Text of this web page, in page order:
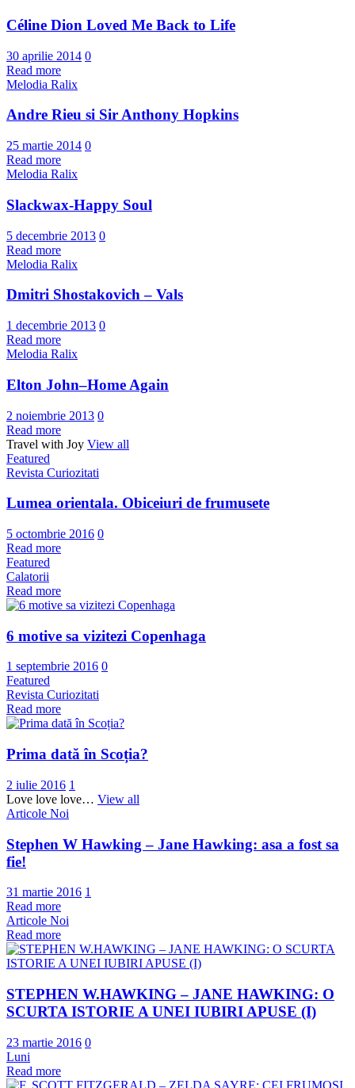
Céline Dion Loved Me Back to Life
30 aprilie 2014 0
Read more
Melodia Ralix
Andre Rieu si Sir Anthony Hopkins
25 martie 2014 0
Read more
Melodia Ralix
Slackwax-Happy Soul
5 decembrie 2013 0
Read more
Melodia Ralix
Dmitri Shostakovich – Vals
1 decembrie 2013 0
Read more
Melodia Ralix
Elton John–Home Again
2 noiembrie 2013 0
Read more
Travel with Joy View all
Featured
Revista Curiozitati
Lumea orientala. Obiceiuri de frumusete
5 octombrie 2016 0
Read more
Featured
Calatorii
Read more
6 motive sa vizitezi Copenhaga
1 septembrie 2016 0
Featured
Revista Curiozitati
Read more
Prima dată în Scoția?
2 iulie 2016 1
Love love love… View all
Articole Noi
Stephen W Hawking – Jane Hawking: asa a fost sa
fie!
31 martie 2016 1
Read more
Articole Noi
Read more
STEPHEN W.HAWKING – JANE HAWKING: O
SCURTA ISTORIE A UNEI IUBIRI APUSE (I)
23 martie 2016 0
Luni
Read more